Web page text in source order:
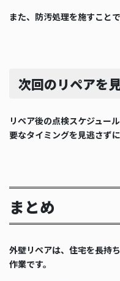
また、防汚処理を施すこと
次回のリペアを
リペア後の点検スケジュー
要なタイミングを見逃さずに
まとめ
外壁リペアは、住宅を長持
作業です。